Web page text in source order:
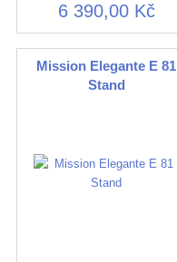
6 390,00 Kč
Mission Elegante E 81
Stand